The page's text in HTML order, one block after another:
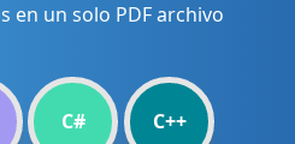
en un solo PDF archivo
C# C++